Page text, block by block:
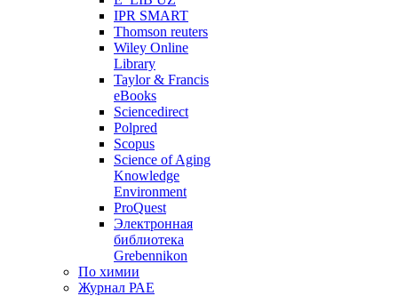
IPR SMART
Thomson reuters
Wiley Online
Library
Taylor & Francis
eBooks
Sciencedirect
Polpred
Scopus
Science of Aging
Knowledge
Environment
ProQuest
Электронная
библиотека
Grebennikon
По химии
Журнал РАЕ